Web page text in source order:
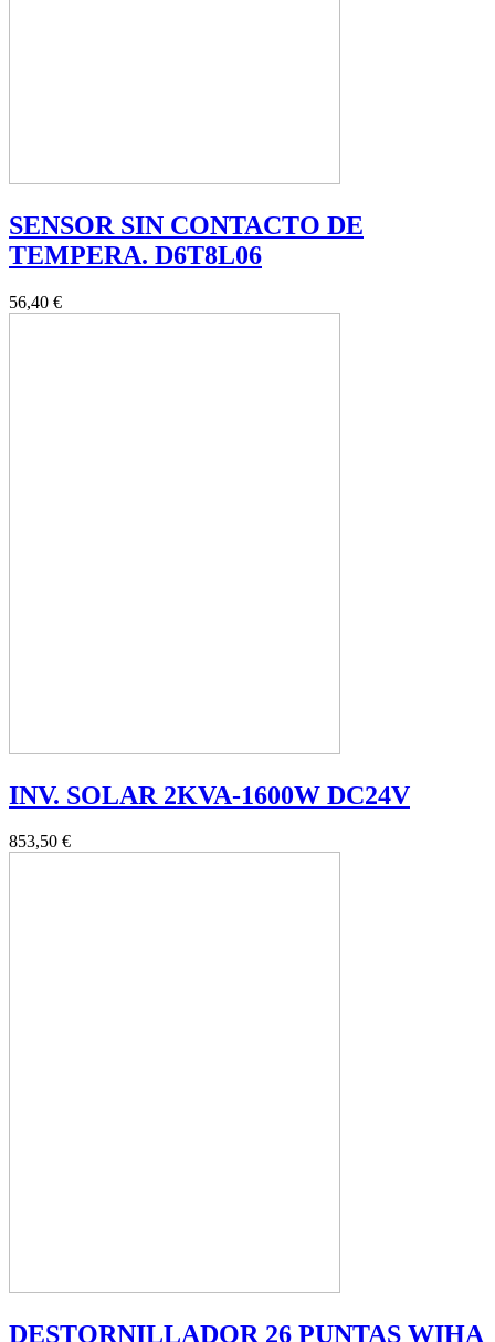
SENSOR SIN CONTACTO DE
TEMPERA. D6T8L06
56,40 €
INV. SOLAR 2KVA-1600W DC24V
853,50 €
DESTORNILLADOR 26 PUNTAS WIHA